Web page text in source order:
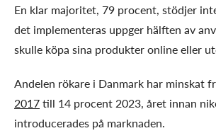
En klar majoritet, 79 procent, stödjer
det implementeras uppger hälften av
skulle köpa sina produkter online eller
Andelen rökare i Danmark har minskat
2017till 14 procent 2023, året innan
introducerades på marknaden.